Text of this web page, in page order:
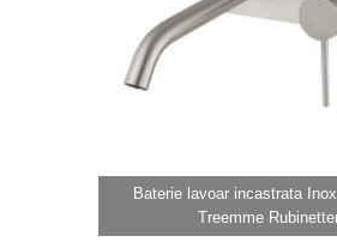
Baterie lavoar incastrata
Treemme